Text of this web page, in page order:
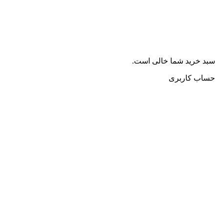
سبد خرید شما خالی است.
حساب کاربری